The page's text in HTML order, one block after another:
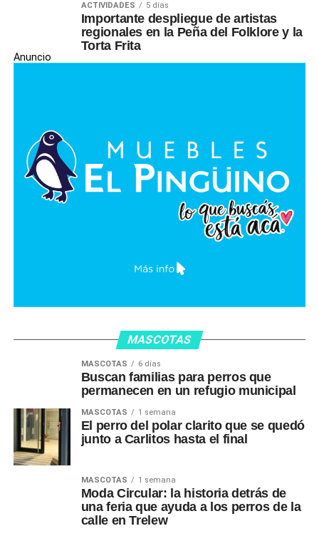
ACTIVIDADES 5 días
Importante despliegue de artistas
regionales en la Peña del Folklore y la
Torta Frita
Anuncio
MASCOTAS
MASCOTAS 6 días
Buscan familias para perros que
permanecen en un refugio municipal
MASCOTAS 1 semana
El perro del polar clarito que se quedó
junto a Carlitos hasta el final
MASCOTAS 1 semana
Moda Circular: la historia detrás de
una feria que ayuda a los perros de la
calle en Trelew